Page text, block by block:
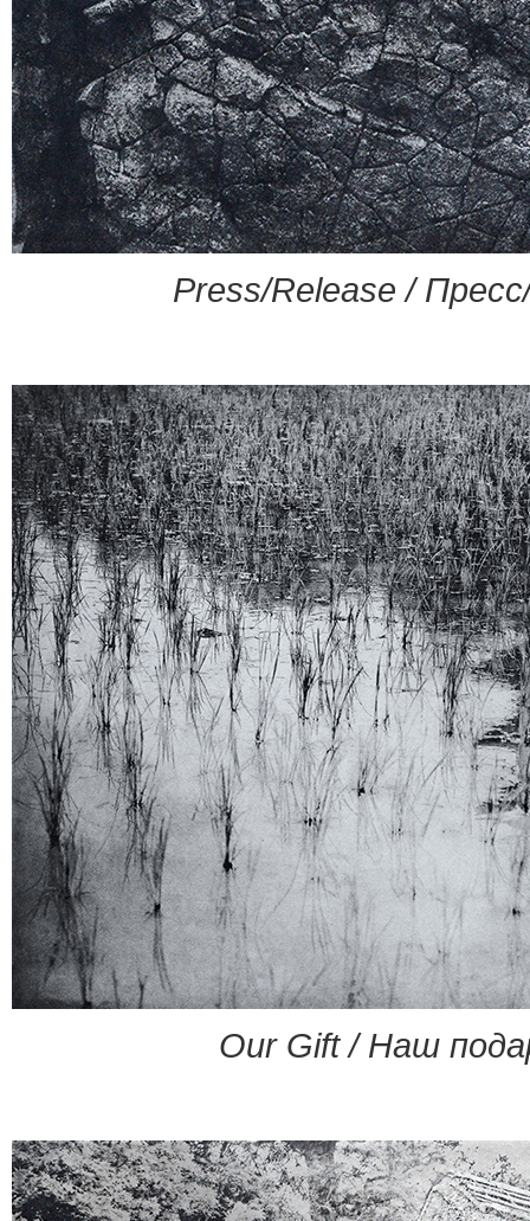
Press/Release /
Our Gift / Наш